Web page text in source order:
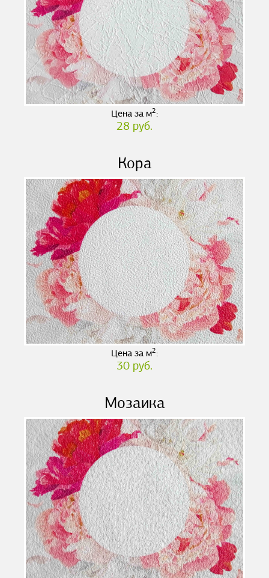
Цена за м2:
28 руб.
Кора
Цена за м2:
30 руб.
Мозаика